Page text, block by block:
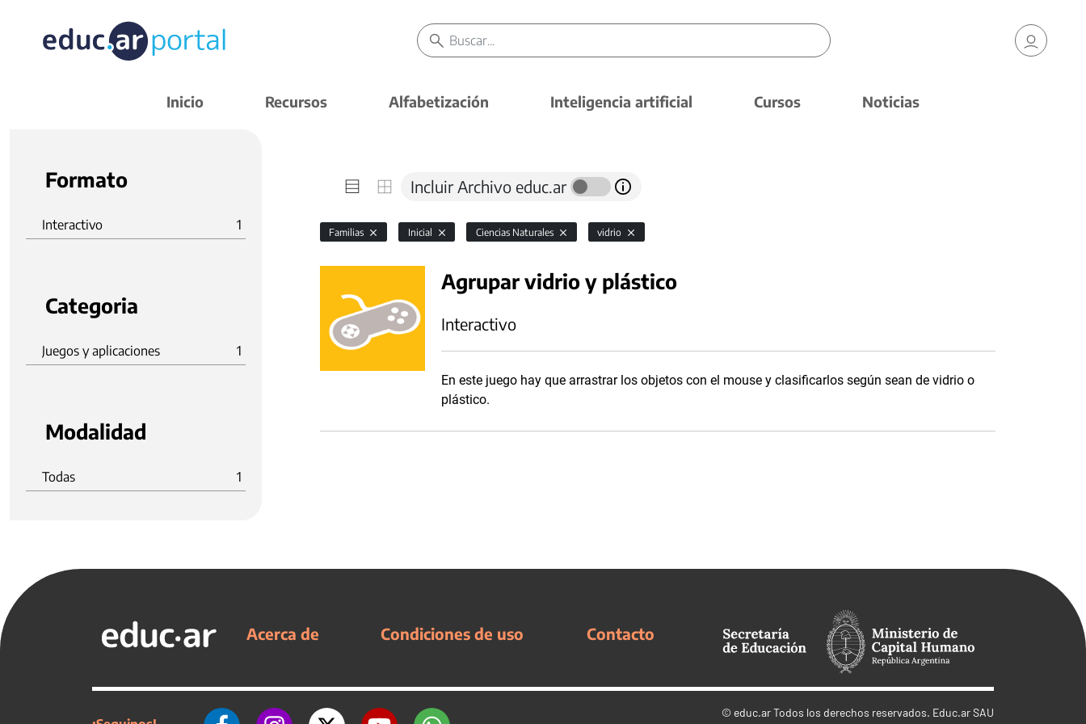
Inicio Recursos Alfabetización Inteligencia artificial Cursos Noticias
Formato
Interactivo 1
Categoria
Juegos y aplicaciones 1
Modalidad
Todas 1
Incluir Archivo educ.ar
Familias Inicial Ciencias Naturales vidrio
Agrupar vidrio y plástico
Interactivo
En este juego hay que arrastrar los objetos con el mouse y clasificarlos según sean de vidrio o
plástico.
Acerca de Condiciones de uso Contacto
© educ.arTodos los derechos reservados. Educ.ar SAU